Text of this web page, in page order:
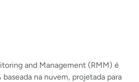
and Management (RMM) é
na nuvem, projetada para